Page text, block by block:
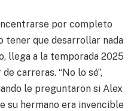
por completo
tener que desarrollar nada
llega a la temporada 2025
carreras. “No lo sé”,
le preguntaron si Alex
su hermano era invencible